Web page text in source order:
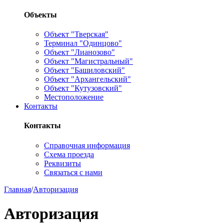
Объекты
Объект "Тверская"
Терминал "Одинцово"
Объект "Лианозово"
Объект "Магистральный"
Объект "Башиловский"
Объект "Архангельский"
Объект "Кутузовский"
Местоположение
Контакты
Контакты
Справочная информация
Схема проезда
Реквизиты
Связаться с нами
Главная/Авторизация
Авторизация